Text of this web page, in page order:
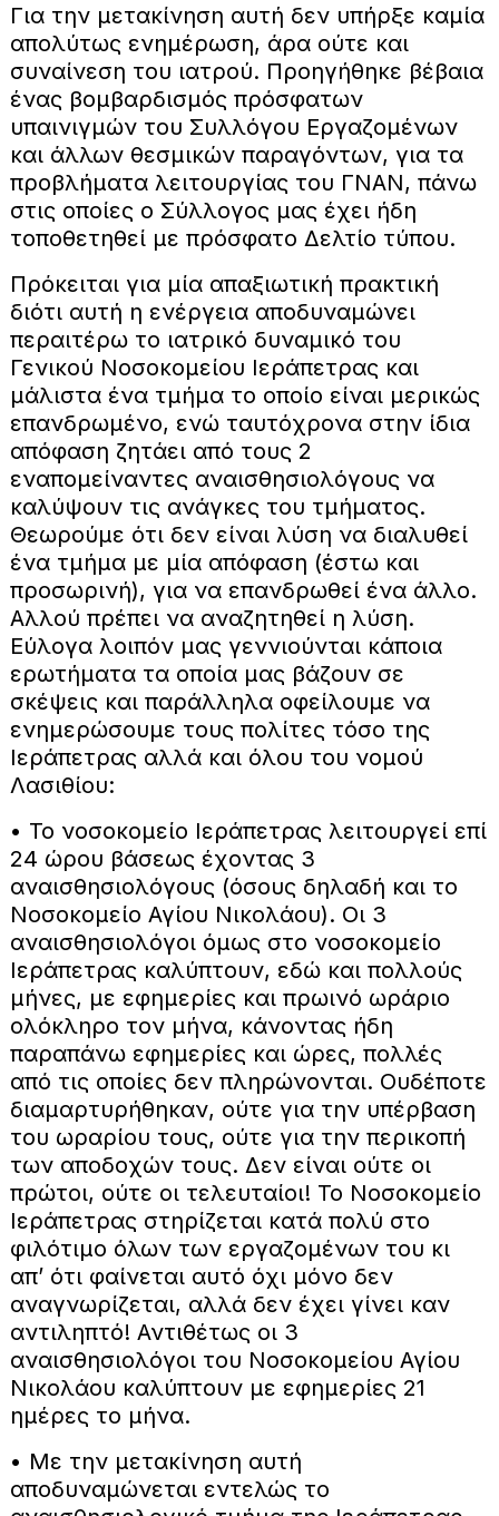
Για την μετακίνηση αυτή δεν υπήρξε καμία
απολύτως ενημέρωση, άρα ούτε και
συναίνεση του ιατρού. Προηγήθηκε βέβαια
ένας βομβαρδισμός πρόσφατων
υπαινιγμών του Συλλόγου Εργαζομένων
και άλλων θεσμικών παραγόντων, για τα
προβλήματα λειτουργίας του ΓΝΑΝ, πάνω
στις οποίες ο Σύλλογος μας έχει ήδη
τοποθετηθεί με πρόσφατο Δελτίο τύπου.
Πρόκειται για μία απαξιωτική πρακτική
διότι αυτή η ενέργεια αποδυναμώνει
περαιτέρω το ιατρικό δυναμικό του
Γενικού Νοσοκομείου Ιεράπετρας και
μάλιστα ένα τμήμα το οποίο είναι μερικώς
επανδρωμένο, ενώ ταυτόχρονα στην ίδια
απόφαση ζητάει από τους 2
εναπομείναντες αναισθησιολόγους να
καλύψουν τις ανάγκες του τμήματος.
Θεωρούμε ότι δεν είναι λύση να διαλυθεί
ένα τμήμα με μία απόφαση (έστω και
προσωρινή), για να επανδρωθεί ένα άλλο.
Αλλού πρέπει να αναζητηθεί η λύση.
Εύλογα λοιπόν μας γεννιούνται κάποια
ερωτήματα τα οποία μας βάζουν σε
σκέψεις και παράλληλα οφείλουμε να
ενημερώσουμε τους πολίτες τόσο της
Ιεράπετρας αλλά και όλου του νομού
Λασιθίου:
• Το νοσοκομείο Ιεράπετρας λειτουργεί επί
24 ώρου βάσεως έχοντας 3
αναισθησιολόγους (όσους δηλαδή και το
Νοσοκομείο Αγίου Νικολάου). Οι 3
αναισθησιολόγοι όμως στο νοσοκομείο
Ιεράπετρας καλύπτουν, εδώ και πολλούς
μήνες, με εφημερίες και πρωινό ωράριο
ολόκληρο τον μήνα, κάνοντας ήδη
παραπάνω εφημερίες και ώρες, πολλές
από τις οποίες δεν πληρώνονται. Ουδέποτε
διαμαρτυρήθηκαν, ούτε για την υπέρβαση
του ωραρίου τους, ούτε για την περικοπή
των αποδοχών τους. Δεν είναι ούτε οι
πρώτοι, ούτε οι τελευταίοι! Το Νοσοκομείο
Ιεράπετρας στηρίζεται κατά πολύ στο
φιλότιμο όλων των εργαζομένων του κι
απ’ ότι φαίνεται αυτό όχι μόνο δεν
αναγνωρίζεται, αλλά δεν έχει γίνει καν
αντιληπτό! Αντιθέτως οι 3
αναισθησιολόγοι του Νοσοκομείου Αγίου
Νικολάου καλύπτουν με εφημερίες 21
ημέρες το μήνα.
• Με την μετακίνηση αυτή
αποδυναμώνεται εντελώς το